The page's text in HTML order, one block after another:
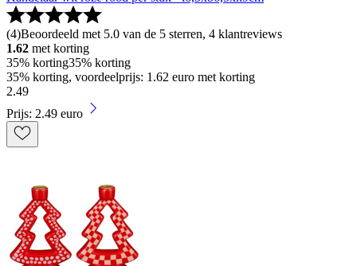
(4)Beoordeeld met 5.0 van de 5 sterren, 4 klantreviews
1.62 met korting
35% korting35% korting
35% korting, voordeelprijs: 1.62 euro met korting
2.49
Prijs: 2.49 euro